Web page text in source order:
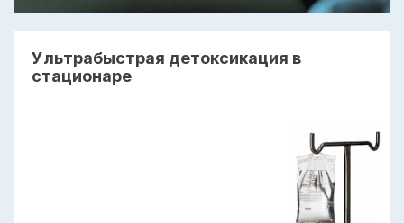
Ультрабыстрая детоксикация в
стационаре